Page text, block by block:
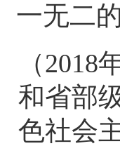
一无二
（2018
和省部
色社会